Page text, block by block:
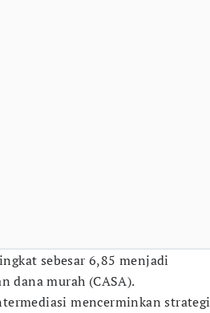
sebesar 6,85 menjadi
dana murah (CASA).
mencerminkan strategi